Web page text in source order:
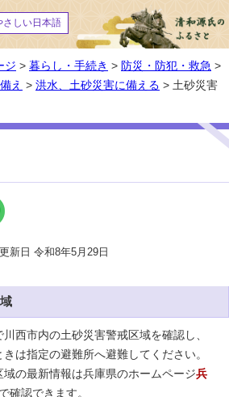
さしい日本語
ジ > 暮らし・手続き > 防災・防犯・救急 >
え > 洪水、土砂災害に備える > 土砂災害
新日 令和8年5月29日
西市内の土砂災害警戒区域を確認し、
は指定の避難所へ避難してください。
の最新情報は兵庫県のホームページ兵
確認できます。